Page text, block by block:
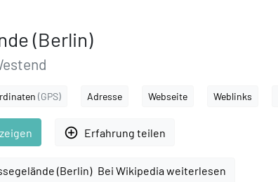
(Berlin)
(GPS) Adresse Webseite Weblinks
add_circle_outline Erfahrung teilen
Bei Wikipedia weiterlesen